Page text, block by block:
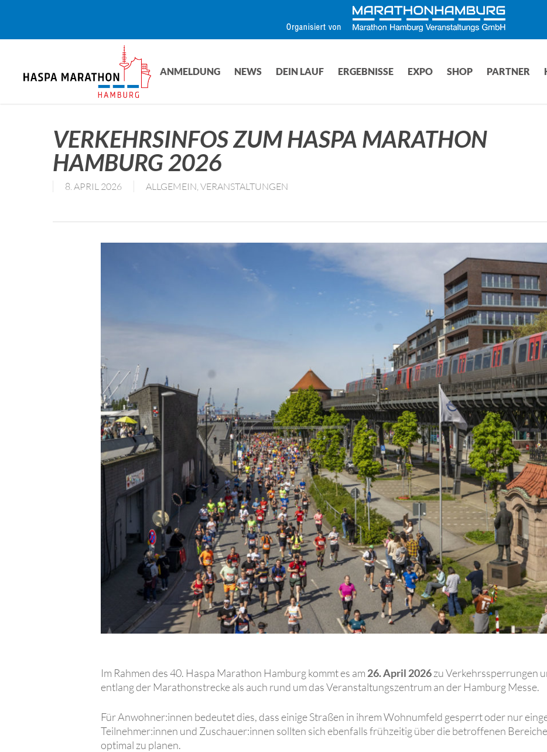
ANMELDUNG NEWS DEIN LAUF ERGEBNISSE EXPO SHOP PARTNER
VERKEHRSINFOS ZUM HASPA MARATHON
HAMBURG 2026
8. APRIL 2026 ALLGEMEIN, VERANSTALTUNGEN
Im Rahmen des 40. Haspa Marathon Hamburg kommt es am 26. April 2026zu Verkehrssperrungen
entlang der Marathonstrecke als auch rund um das Veranstaltungszentrum an der Hamburg Messe.
Für Anwohner:innen bedeutet dies, dass einige Straßen in ihrem Wohnumfeld gesperrt oder nur
Teilnehmer:innen und Zuschauer:innen sollten sich ebenfalls frühzeitig über die betroffenen
optimal zu planen.